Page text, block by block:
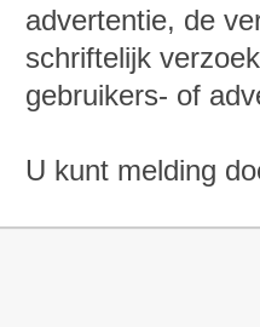
advertentie, de
schriftelijk
gebruikers- of
U kunt melding